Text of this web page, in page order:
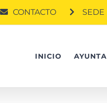
CONTACTO SEDE
INICIO